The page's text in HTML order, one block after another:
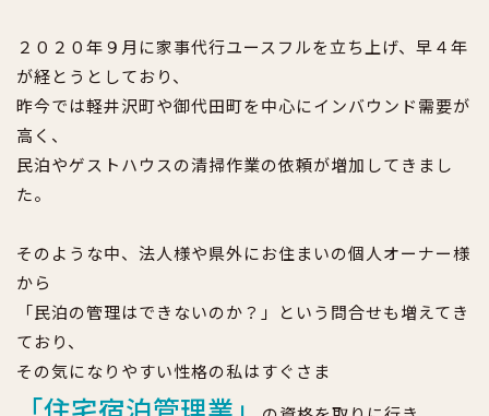
２０２０年９月に家事代行ユースフルを立ち上げ、早４年
が経とうとしており、
昨今では軽井沢町や御代田町を中心にインバウンド需要が
高く、
民泊やゲストハウスの清掃作業の依頼が増加してきまし
た。
そのような中、法人様や県外にお住まいの個人オーナー様
から
「民泊の管理はできないのか？」という問合せも増えてき
ており、
その気になりやすい性格の私はすぐさま
「住宅宿泊管理業」